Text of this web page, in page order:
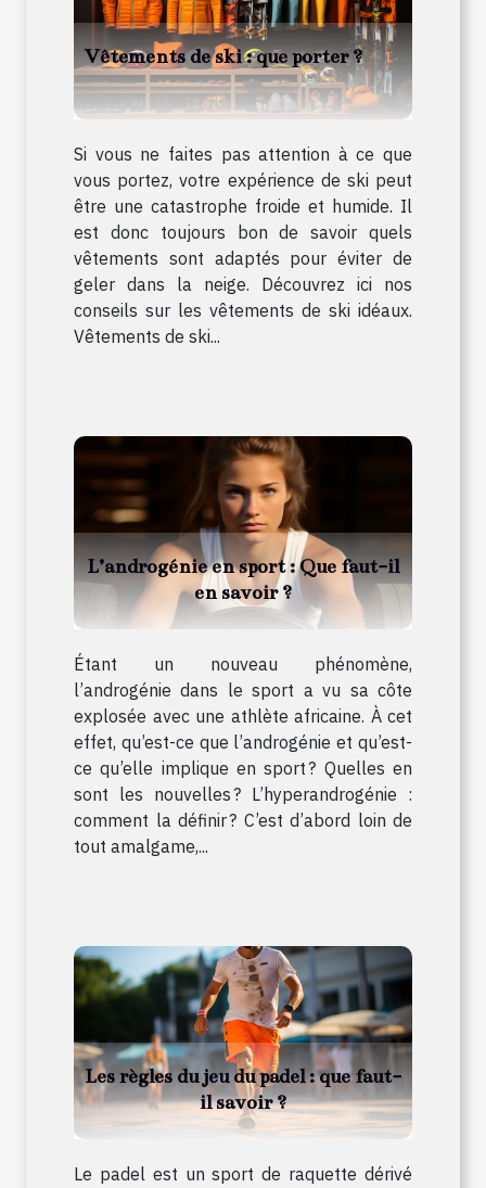
Vêtements de ski : que porter ?
Si vous ne faites pas attention à ce que
vous portez, votre expérience de ski peut
être une catastrophe froide et humide. Il
est donc toujours bon de savoir quels
vêtements sont adaptés pour éviter de
geler dans la neige. Découvrez ici nos
conseils sur les vêtements de ski idéaux.
Vêtements de ski...
L’androgénie en sport : Que faut-il
en savoir ?
Étant un nouveau phénomène,
l’androgénie dans le sport a vu sa côte
explosée avec une athlète africaine. À cet
effet, qu’est-ce que l’androgénie et qu’est-
ce qu’elle implique en sport ? Quelles en
sont les nouvelles ? L’hyperandrogénie :
comment la définir ? C’est d’abord loin de
tout amalgame,...
Les règles du jeu du padel : que faut-
il savoir ?
Le padel est un sport de raquette dérivé